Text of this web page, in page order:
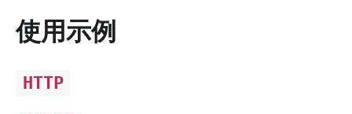
使用示例
HTTP